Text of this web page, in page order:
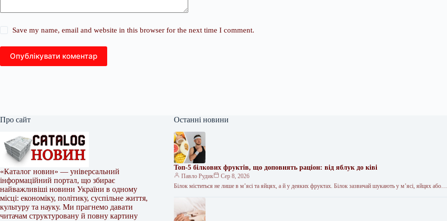
Save my name, email and website in this browser for the next time I comment.
Опублікувати коментар
Про сайт
«Каталог новин» — універсальний
інформаційний портал, що збирає
найважливіші новини України в одному
місці: економіку, політику, суспільне життя,
культуру та науку. Ми прагнемо давати
читачам структуровану й повну картину
Останні новини
Топ-5 білкових фруктів, що доповнять раціон: від яблук до ківі
Павло Рудик
Сер 8, 2026
Білок міститься не лише в м’ясі та яйцях, а й у деяких фруктах. Білок зазвичай шукають у м’ясі, яйцях або…